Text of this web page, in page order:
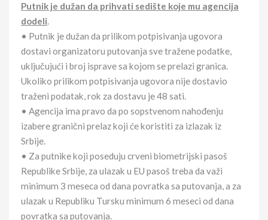
Putnik je dužan da prihvati sedište koje mu agencija
dodeli.
• Putnik je dužan da prilikom potpisivanja ugovora
dostavi organizatoru putovanja sve tražene podatke,
uključujući i broj isprave sa kojom se prelazi granica.
Ukoliko prilikom potpisivanja ugovora nije dostavio
traženi podatak, rok za dostavu je 48 sati.
• Agencija ima pravo da po sopstvenom nahođenju
izabere granični prelaz koji će koristiti za izlazak iz
Srbije.
• Za putnike koji poseduju crveni biometrijski pasoš
Republike Srbije, za ulazak u EU pasoš treba da važi
minimum 3 meseca od dana povratka sa putovanja, a za
ulazak u Republiku Tursku minimum 6 meseci od dana
povratka sa putovanja.